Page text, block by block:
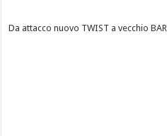
Da attacco nuovo TWIST a vecchio BAR